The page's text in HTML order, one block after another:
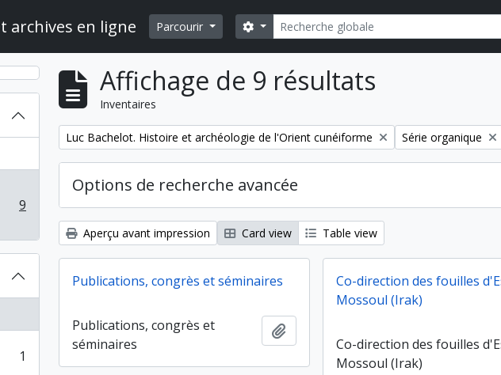
archives en ligne Parcourir Rechercher
Search options
9
1
Affichage de 9 résultats
Inventaires
Remove filter:
Luc Bachelot. Histoire et archéologie de l'Orient cunéiforme Remove filter:
Série organique
Options de recherche avancée
Aperçu avant impression Card view Table view
Publications, congrès et séminaires
Publications, congrès et
séminaires
Co-direction des fouilles
Mossoul (Irak)
Co-direction des fouilles
Mossoul (Irak)